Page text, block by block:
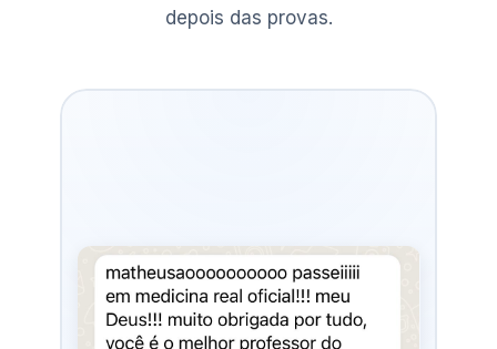
depois das provas.